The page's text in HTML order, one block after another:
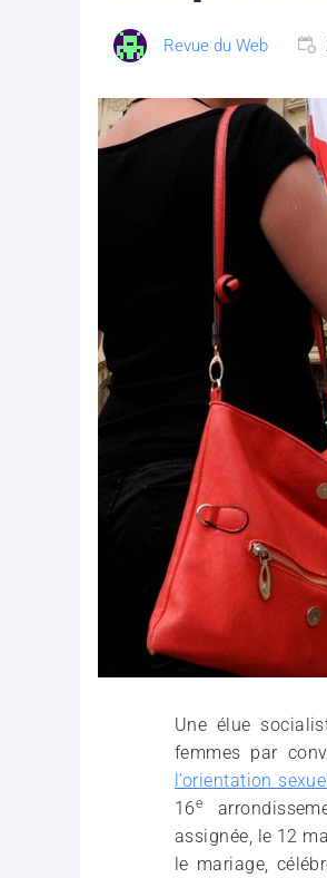
Revue du Web
Une élue
femmes par
l’orientation
16e
assignée, le 12
le mariage,